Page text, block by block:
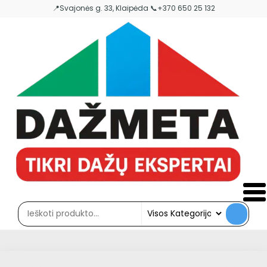
📍Svajonės g. 33, Klaipėda 📞+370 650 25 132